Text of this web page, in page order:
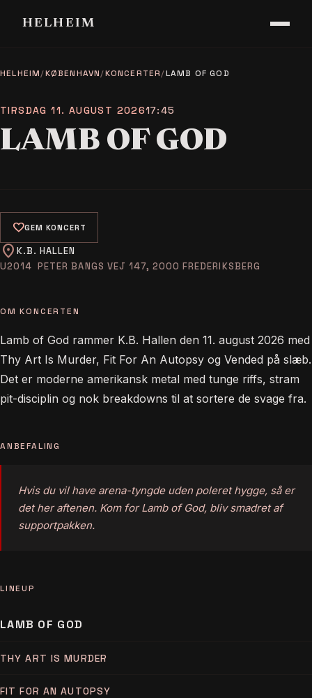
HELHEIM
HELHEIM/KØBENHAVN/KONCERTER/LAMB OF GOD
TIRSDAG 11. AUGUST 202617:45
LAMB OF GOD
favoriteGEM KONCERT
location_on K.B. HALLEN
PETER BANGS VEJ 147, 2000 FREDERIKSBERG
OM KONCERTEN
Lamb of God rammer K.B. Hallen den 11. august 2026 med
Thy Art Is Murder, Fit For An Autopsy og Vended på slæb.
Det er moderne amerikansk metal med tunge riffs, stram
pit-disciplin og nok breakdowns til at sortere de svage fra.
ANBEFALING
Hvis du vil have arena-tyngde uden poleret hygge, så er
det her aftenen. Kom for Lamb of God, bliv smadret af
supportpakken.
LINEUP
LAMB OF GOD
THY ART IS MURDER
FIT FOR AN AUTOPSY